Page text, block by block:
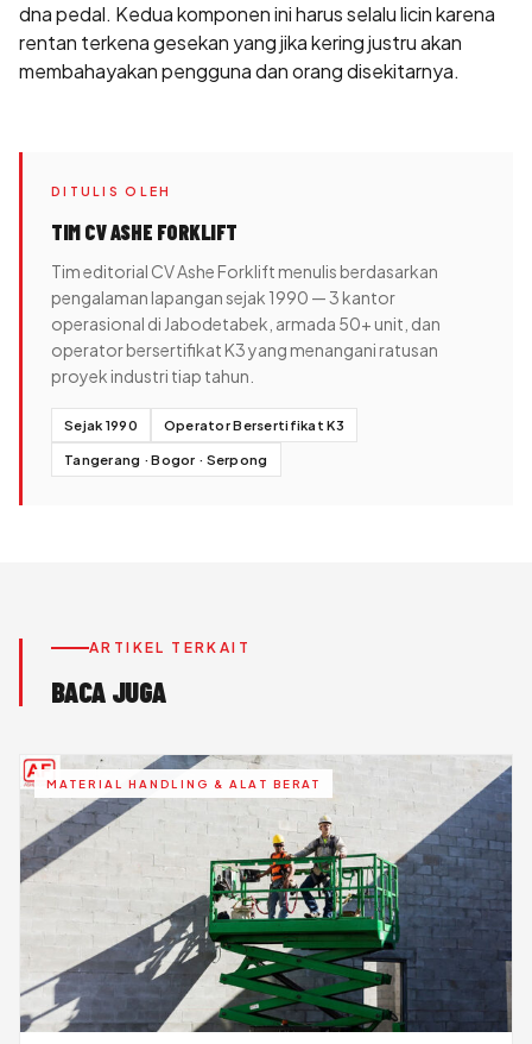
dna pedal. Kedua komponen ini harus selalu licin karena
rentan terkena gesekan yang jika kering justru akan
membahayakan pengguna dan orang disekitarnya.
DITULIS OLEH
TIM CV ASHE FORKLIFT
Tim editorial CV Ashe Forklift menulis berdasarkan
pengalaman lapangan sejak 1990 — 3 kantor
operasional di Jabodetabek, armada 50+ unit, dan
operator bersertifikat K3 yang menangani ratusan
proyek industri tiap tahun.
Sejak 1990 Operator Bersertifikat K3
Tangerang · Bogor · Serpong
ARTIKEL TERKAIT
BACA JUGA
MATERIAL HANDLING & ALAT BERAT